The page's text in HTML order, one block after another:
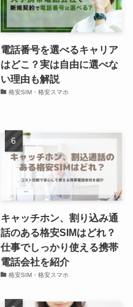
電話番号を選べるキャリア
はどこ？実は自由に選べな
い理由も解説
格安SIM・格安スマホ
キャッチホン、割り込み通
話のある格安SIMはどれ？
仕事でしっかり使える携帯
電話会社を紹介
格安SIM・格安スマホ